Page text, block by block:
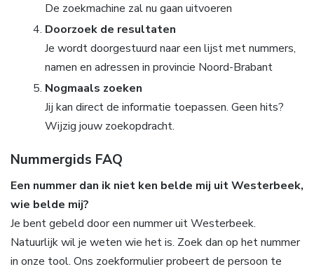
De zoekmachine zal nu gaan uitvoeren
Doorzoek de resultaten
Je wordt doorgestuurd naar een lijst met nummers,
namen en adressen in provincie Noord-Brabant
Nogmaals zoeken
Jij kan direct de informatie toepassen. Geen hits?
Wijzig jouw zoekopdracht.
Nummergids FAQ
Een nummer dan ik niet ken belde mij uit Westerbeek,
wie belde mij?
Je bent gebeld door een nummer uit Westerbeek.
Natuurlijk wil je weten wie het is. Zoek dan op het nummer
in onze tool. Ons zoekformulier probeert de persoon te